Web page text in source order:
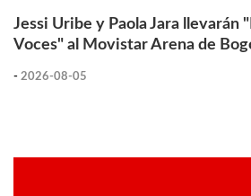
Jessi Uribe y Paola Jara llevarán
Voces" al Movistar Arena de
- 2026-08-05